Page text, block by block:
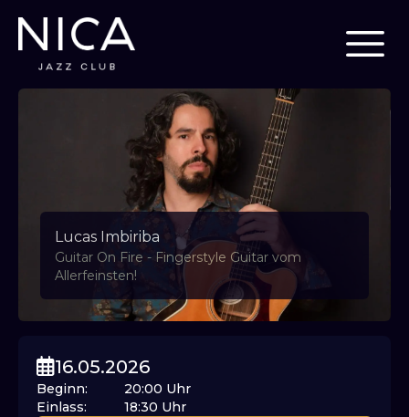
Lucas Imbiriba
Guitar On Fire - Fingerstyle Guitar vom
Allerfeinsten!
16.05.2026
Beginn:
Einlass:
20:00 Uhr
18:30 Uhr